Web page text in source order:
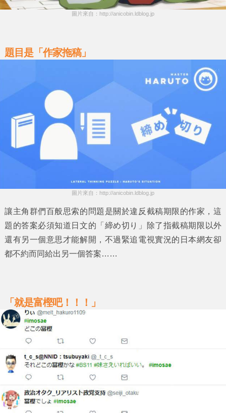
圖片來自：http://anicobin.ldblog.jp
題目是「作家拖稿」
圖片來自：http://anicobin.ldblog.jp
讓主角群們百般思索的問題是關於違反截稿期限的作家 ，這
題的答案必須知道日文的 「締め切り」 除了指截稿期限 以外
還有另一個意思才能解開，不過緊追電視實況的日本網友卻
都不約而同給出另一個答案……
「就是富樫吧！！！」